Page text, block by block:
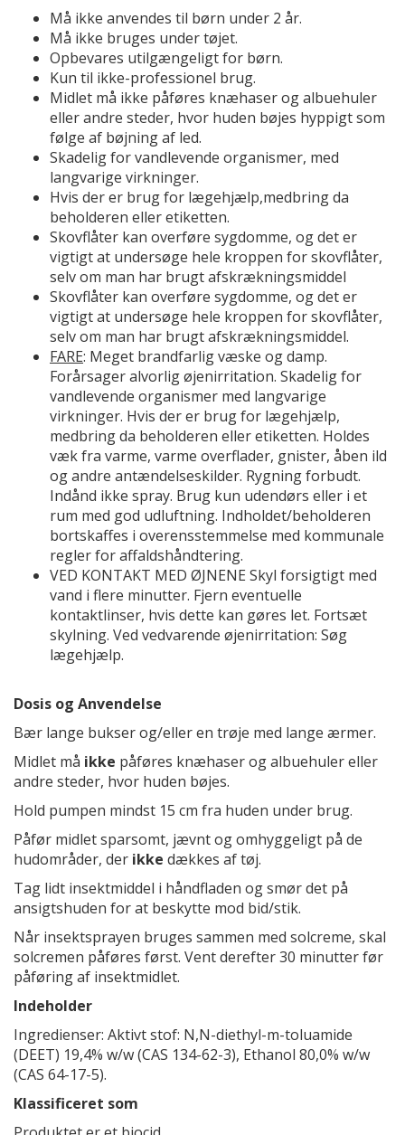
Må ikke anvendes til børn under 2 år.
Må ikke bruges under tøjet.
Opbevares utilgængeligt for børn.
Kun til ikke-professionel brug.
Midlet må ikke påføres knæhaser og albuehuler
eller andre steder, hvor huden bøjes hyppigt som
følge af bøjning af led.
Skadelig for vandlevende organismer, med
langvarige virkninger.
Hvis der er brug for lægehjælp,medbring da
beholderen eller etiketten.
Skovflåter kan overføre sygdomme, og det er
vigtigt at undersøge hele kroppen for skovflåter,
selv om man har brugt afskrækningsmiddel
Skovflåter kan overføre sygdomme, og det er
vigtigt at undersøge hele kroppen for skovflåter,
selv om man har brugt afskrækningsmiddel.
FARE: Meget brandfarlig væske og damp.
Forårsager alvorlig øjenirritation. Skadelig for
vandlevende organismer med langvarige
virkninger. Hvis der er brug for lægehjælp,
medbring da beholderen eller etiketten. Holdes
væk fra varme, varme overflader, gnister, åben ild
og andre antændelseskilder. Rygning forbudt.
Indånd ikke spray. Brug kun udendørs eller i et
rum med god udluftning. Indholdet/beholderen
bortskaffes i overensstemmelse med kommunale
regler for affaldshåndtering.
VED KONTAKT MED ØJNENE Skyl forsigtigt med
vand i flere minutter. Fjern eventuelle
kontaktlinser, hvis dette kan gøres let. Fortsæt
skylning. Ved vedvarende øjenirritation: Søg
lægehjælp.
Dosis og Anvendelse
Bær lange bukser og/eller en trøje med lange ærmer.
Midlet må ikke påføres knæhaser og albuehuler eller
andre steder, hvor huden bøjes.
Hold pumpen mindst 15 cm fra huden under brug.
Påfør midlet sparsomt, jævnt og omhyggeligt på de
hudområder, der ikke dækkes af tøj.
Tag lidt insektmiddel i håndfladen og smør det på
ansigtshuden for at beskytte mod bid/stik.
Når insektsprayen bruges sammen med solcreme, skal
solcremen påføres først. Vent derefter 30 minutter før
påføring af insektmidlet.
Indeholder
Ingredienser: Aktivt stof: N,N-diethyl-m-toluamide
(DEET) 19,4% w/w (CAS 134-62-3), Ethanol 80,0% w/w
(CAS 64-17-5).
Klassificeret som